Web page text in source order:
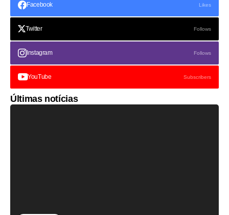
Facebook Likes
Twitter Follows
Instagram Follows
YouTube Subscribers
Últimas notícias